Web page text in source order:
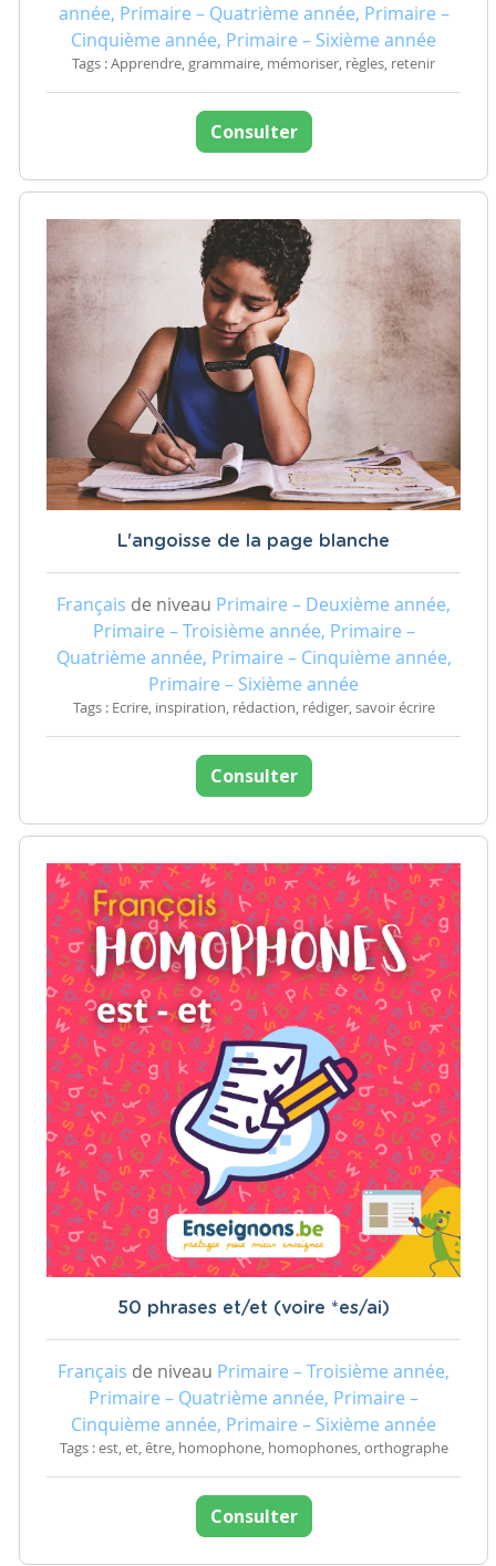
année, Primaire – Quatrième année, Primaire –
Cinquième année, Primaire – Sixième année
Tags : Apprendre, grammaire, mémoriser, règles, retenir
Consulter
L'angoisse de la page blanche
Français de niveau Primaire – Deuxième année,
Primaire – Troisième année, Primaire –
Quatrième année, Primaire – Cinquième année,
Primaire – Sixième année
Tags : Ecrire, inspiration, rédaction, rédiger, savoir écrire
Consulter
50 phrases et/et (voire *es/ai)
Français de niveau Primaire – Troisième année,
Primaire – Quatrième année, Primaire –
Cinquième année, Primaire – Sixième année
Tags : est, et, être, homophone, homophones, orthographe
Consulter